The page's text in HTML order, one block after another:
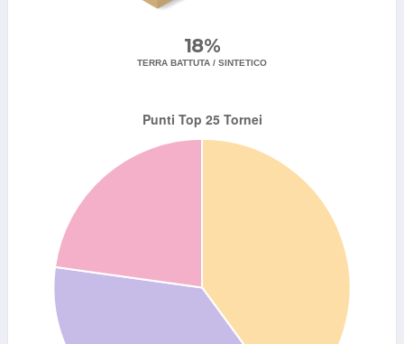
18%
TERRA BATTUTA / SINTETICO